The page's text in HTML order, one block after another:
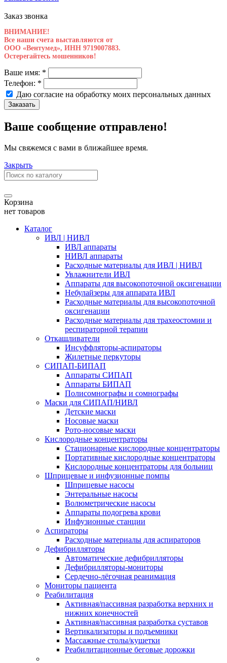
Заказ звонка
ВНИМАНИЕ!
Все наши счета выставляются от
ООО «Вентумед», ИНН 9719007883.
Остерегайтесь мошенников!
Ваше имя: *
Телефон: *
Даю согласие на обработку моих персональных данных
Заказать
Ваше сообщение отправлено!
Мы свяжемся с вами в ближайшее время.
Закрыть
Корзина
нет товаров
Каталог
ИВЛ | НИВЛ
ИВЛ аппараты
НИВЛ аппараты
Расходные материалы для ИВЛ | НИВЛ
Увлажнители ИВЛ
Аппараты для высокопоточной оксигенации
Небулайзеры для аппарата ИВЛ
Расходные материалы для высокопоточной
оксигенации
Расходные материалы для трахеостомии и
респираторной терапии
Откашливатели
Инсуффляторы-аспираторы
Жилетные перкуторы
CИПАП-БИПАП
Аппараты СИПАП
Аппараты БИПАП
Полисомнографы и сомнографы
Маски для СИПАП/НИВЛ
Детские маски
Носовые маски
Рото-носовые маски
Кислородные концентраторы
Стационарные кислородные концентраторы
Портативные кислородные концентраторы
Кислородные концентраторы для больниц
Шприцевые и инфузионные помпы
Шприцевые насосы
Энтеральные насосы
Волюметрические насосы
Аппараты подогрева крови
Инфузионные станции
Аспираторы
Расходные материалы для аспираторов
Дефибрилляторы
Автоматические дефибрилляторы
Дефибрилляторы-мониторы
Сердечно-лёгочная реанимация
Мониторы пациента
Реабилитация
Активная/пассивная разработка верхних и
нижних конечностей
Активная/пассивная разработка суставов
Вертикализаторы и подъемники
Массажные столы/кушетки
Реабилитационные беговые дорожки